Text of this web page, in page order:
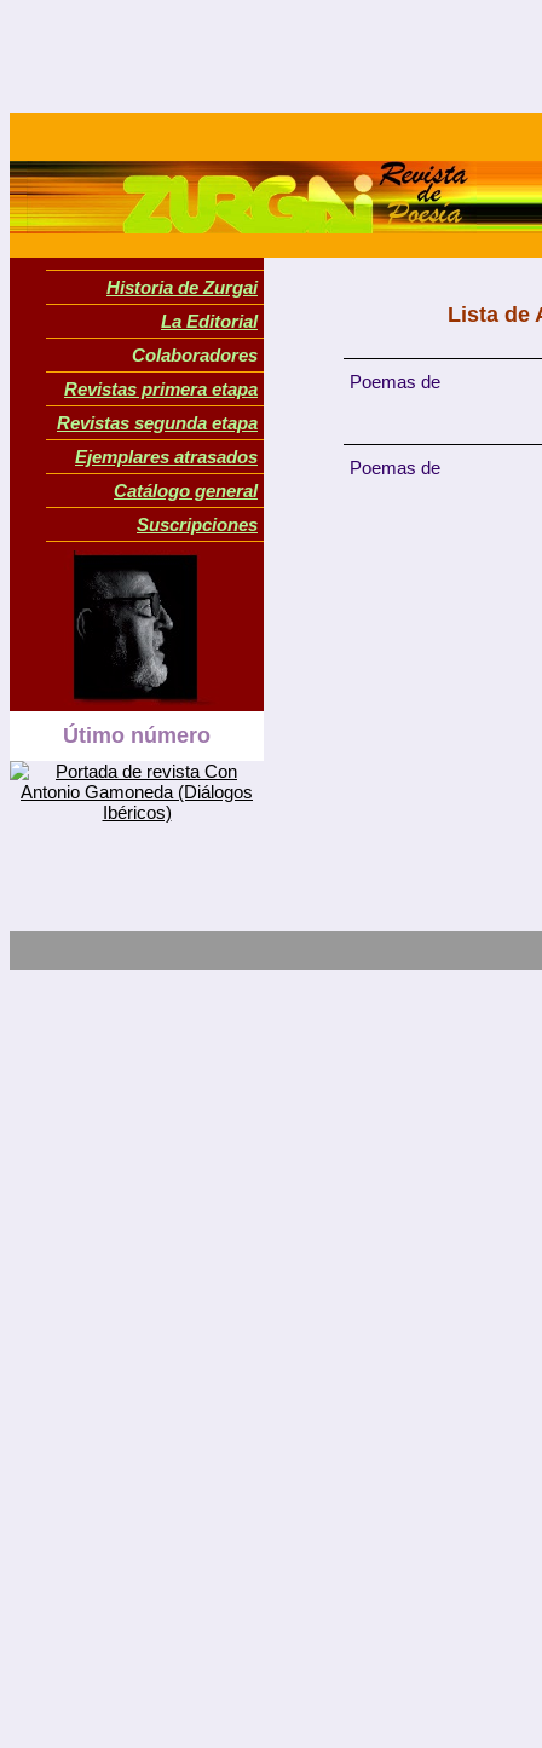
Historia de Zurgai
La Editorial
Colaboradores
Revistas primera etapa
Revistas segunda etapa
Ejemplares atrasados
Catálogo general
Suscripciones
Útimo número
Lista de
Poemas de
Poemas de